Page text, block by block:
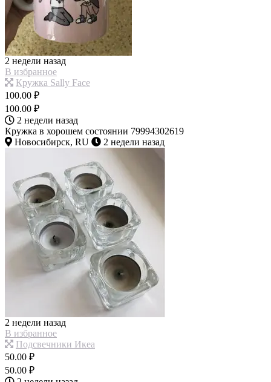
2 недели назад
В избранное
Кружка Sally Face
100.00 ₽
100.00 ₽
2 недели назад
Кружка в хорошем состоянии 79994302619
Новосибирск, RU
2 недели назад
2 недели назад
В избранное
Подсвечники Икеа
50.00 ₽
50.00 ₽